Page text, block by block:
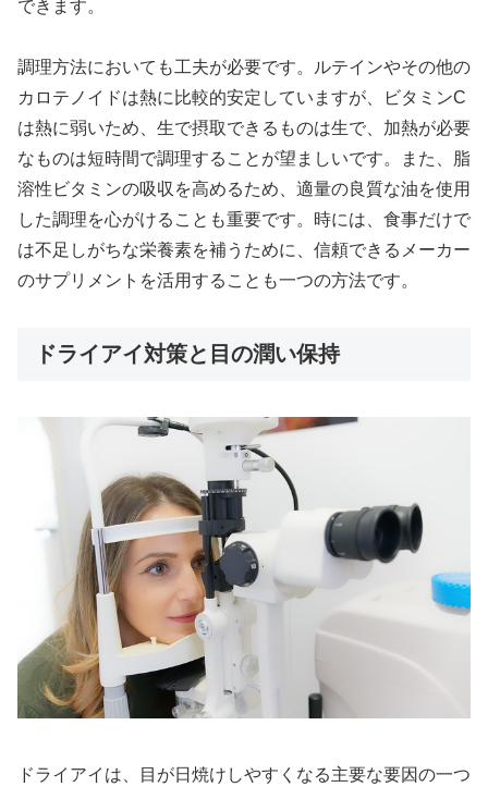
できます。
調理方法においても工夫が必要です。ルテインやその他の
カロテノイドは熱に比較的安定していますが、ビタミンC
は熱に弱いため、生で摂取できるものは生で、加熱が必要
なものは短時間で調理することが望ましいです。また、脂
溶性ビタミンの吸収を高めるため、適量の良質な油を使用
した調理を心がけることも重要です。時には、食事だけで
は不足しがちな栄養素を補うために、信頼できるメーカー
のサプリメントを活用することも一つの方法です。
ドライアイ対策と目の潤い保持
ドライアイは、目が日焼けしやすくなる主要な要因の一つ